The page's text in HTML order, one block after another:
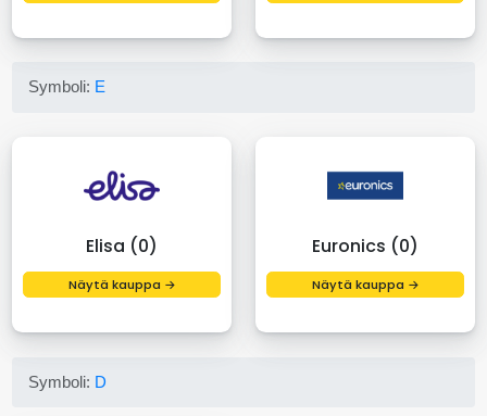
Symboli: E
Elisa (0)
Näytä kauppa →
Euronics (0)
Näytä kauppa →
Symboli: D